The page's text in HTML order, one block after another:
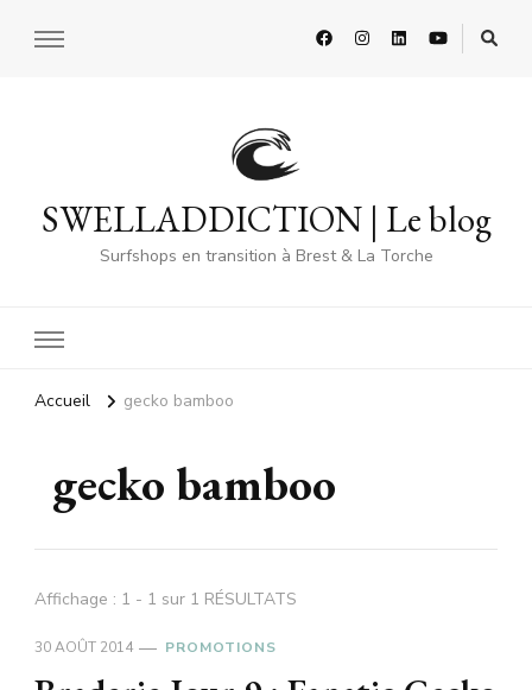
SWELLADDICTION | Le blog
Surfshops en transition à Brest & La Torche
Accueil gecko bamboo
gecko bamboo
Affichage : 1 - 1 sur 1 RÉSULTATS
30 AOÛT 2014 PROMOTIONS